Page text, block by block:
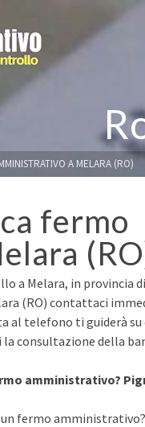
A MELARA (RO)
fermo
a Melara, in provincia
(RO) contattaci
al telefono ti guiderà
consultazione della
amministrativo?
fermo